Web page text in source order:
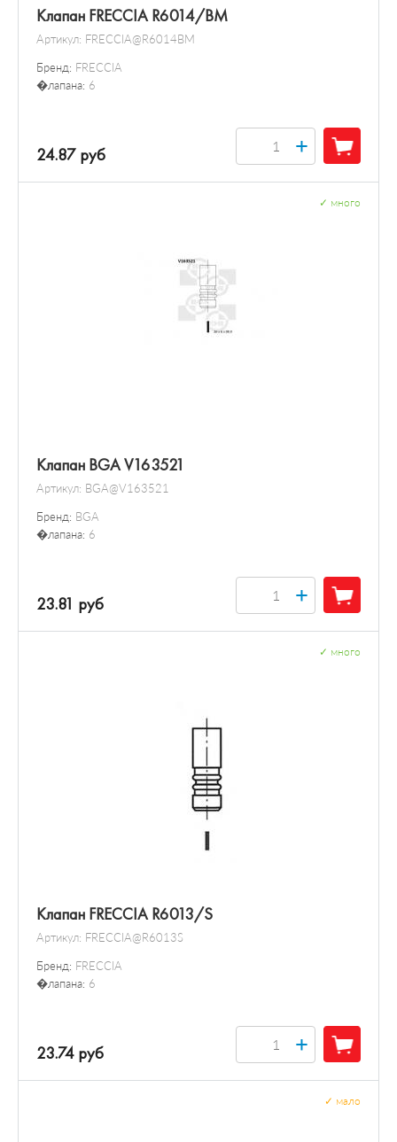
Клапан FRECCIA R6014/BM
Артикул: FRECCIA@R6014BM
Бренд: FRECCIA
�лапана: 6
24.87 руб +
Клапан BGA V163521
Артикул: BGA@V163521
Бренд: BGA
�лапана: 6
много
23.81 руб +
Клапан FRECCIA R6013/S
Артикул: FRECCIA@R6013S
Бренд: FRECCIA
�лапана: 6
много
23.74 руб +
мало